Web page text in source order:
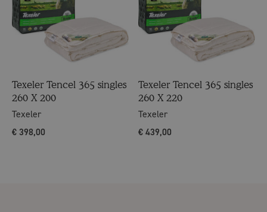
Texeler Tencel 365 singles
260 X 200
Texeler
€ 398,00
Texeler Tencel 365 singles
260 X 220
Texeler
€ 439,00